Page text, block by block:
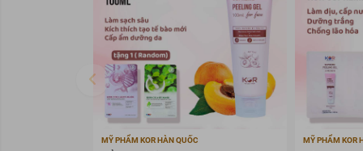
MỸ PHẨM KOR HÀN QUỐC MỸ PHẨM KOR